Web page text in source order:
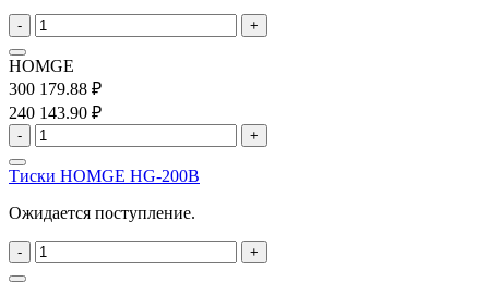
- +
HOMGE
300 179.88 ₽
240 143.90 ₽
- +
Тиски HOMGE HG-200B
Ожидается поступление.
- +